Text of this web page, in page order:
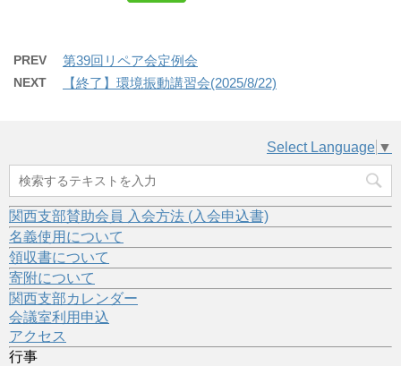
PREV 第39回リペア会定例会
NEXT 【終了】環境振動講習会(2025/8/22)
Select Language ▼
関西支部賛助会員 入会方法 (入会申込書)
名義使用について
領収書について
寄附について
関西支部カレンダー
会議室利用申込
アクセス
行事